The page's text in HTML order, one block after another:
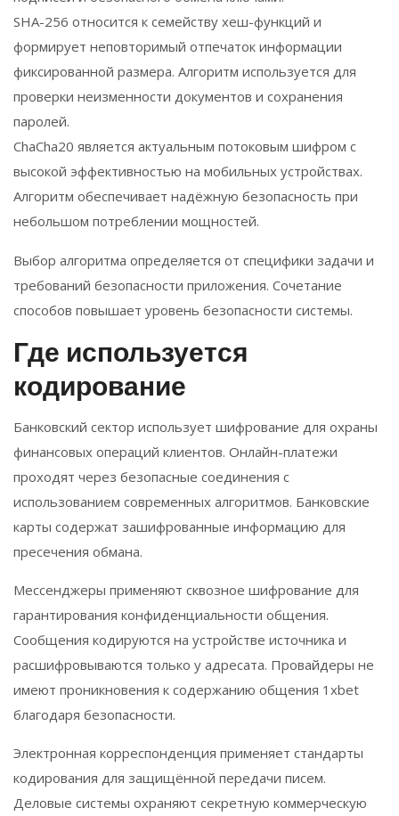
SHA-256 относится к семейству хеш-функций и
формирует неповторимый отпечаток информации
фиксированной размера. Алгоритм используется для
проверки неизменности документов и сохранения
паролей.
ChaCha20 является актуальным потоковым шифром с
высокой эффективностью на мобильных устройствах.
Алгоритм обеспечивает надёжную безопасность при
небольшом потреблении мощностей.
Выбор алгоритма определяется от специфики задачи и
требований безопасности приложения. Сочетание
способов повышает уровень безопасности системы.
Где используется
кодирование
Банковский сектор использует шифрование для охраны
финансовых операций клиентов. Онлайн-платежи
проходят через безопасные соединения с
использованием современных алгоритмов. Банковские
карты содержат зашифрованные информацию для
пресечения обмана.
Мессенджеры применяют сквозное шифрование для
гарантирования конфиденциальности общения.
Сообщения кодируются на устройстве источника и
расшифровываются только у адресата. Провайдеры не
имеют проникновения к содержанию общения 1xbet
благодаря безопасности.
Электронная корреспонденция применяет стандарты
кодирования для защищённой передачи писем.
Деловые системы охраняют секретную коммерческую